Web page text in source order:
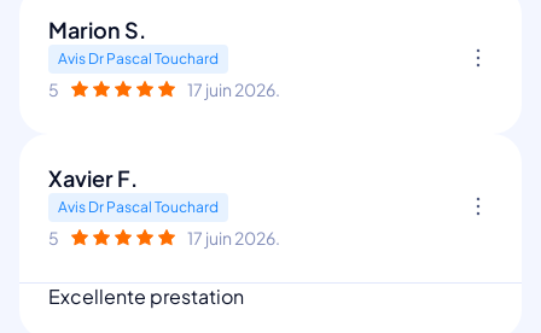
Marion S.
Avis Dr Pascal Touchard
5 17 juin 2026.
Xavier F.
Avis Dr Pascal Touchard
5 17 juin 2026.
Excellente prestation